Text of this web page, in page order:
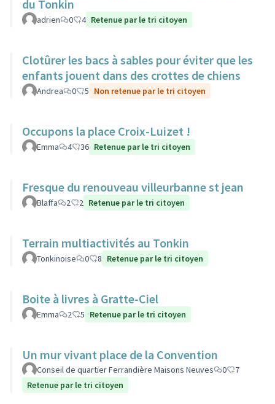
du Tonkin
adrien 0 4 Retenue par le tri citoyen
Clotûrer les bacs à sables pour éviter que les
enfants jouent dans des crottes de chiens
Andrea 0 5 Non retenue par le tri citoyen
Occupons la place Croix-Luizet !
Emma 4 36 Retenue par le tri citoyen
Fresque du renouveau villeurbanne st jean
Blaffa 2 2 Retenue par le tri citoyen
Terrain multiactivités au Tonkin
Tonkinoise 0 8 Retenue par le tri citoyen
Boite à livres à Gratte-Ciel
Emma 2 5 Retenue par le tri citoyen
Un mur vivant place de la Convention
Conseil de quartier Ferrandière Maisons Neuves 0
7
Retenue par le tri citoyen